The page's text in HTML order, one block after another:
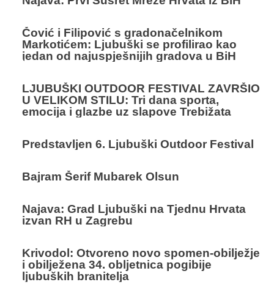
Čović i Filipović s gradonačelnikom
Markotićem: Ljubuški se profilirao kao
jedan od najuspješnijih gradova u BiH
LJUBUŠKI OUTDOOR FESTIVAL ZAVRŠIO
U VELIKOM STILU: Tri dana sporta,
emocija i glazbe uz slapove Trebižata
Predstavljen 6. Ljubuški Outdoor Festival
Bajram Šerif Mubarek Olsun
Najava: Grad Ljubuški na Tjednu Hrvata
izvan RH u Zagrebu
Krivodol: Otvoreno novo spomen-obilježje
i obilježena 34. obljetnica pogibije
ljubuških branitelja